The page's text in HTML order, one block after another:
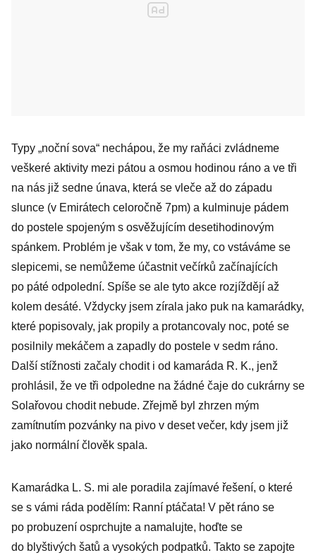
Typy „noční sova“ nechápou, že my raňáci zvládneme
veškeré aktivity mezi pátou a osmou hodinou ráno a ve tři
na nás již sedne únava, která se vleče až do západu
slunce (v Emirátech celoročně 7pm) a kulminuje pádem
do postele spojeným s osvěžujícím desetihodinovým
spánkem. Problém je však v tom, že my, co vstáváme se
slepicemi, se nemůžeme účastnit večírků začínajících
po páté odpolední. Spíše se ale tyto akce rozjíždějí až
kolem desáté. Vždycky jsem zírala jako puk na kamarádky,
které popisovaly, jak propily a protancovaly noc, poté se
posilnily mekáčem a zapadly do postele v sedm ráno.
Další stížnosti začaly chodit i od kamaráda R. K., jenž
prohlásil, že ve tři odpoledne na žádné čaje do cukrárny se
Solařovou chodit nebude. Zřejmě byl zhrzen mým
zamítnutím pozvánky na pivo v deset večer, kdy jsem již
jako normální člověk spala.
Kamarádka L. S. mi ale poradila zajímavé řešení, o které
se s vámi ráda podělím: Ranní ptáčata! V pět ráno se
po probuzení osprchujte a namalujte, hoďte se
do blyštivých šatů a vysokých podpatků. Takto se zapojte